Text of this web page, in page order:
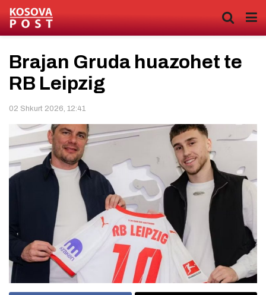
Brajan Gruda huazohet te
RB Leipzig
02 Shkurt 2026, 12:41